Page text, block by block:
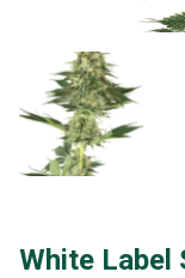
White Label